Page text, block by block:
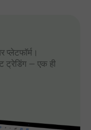
प्लेटफॉर्म।
ट्रेडिंग — एक ही